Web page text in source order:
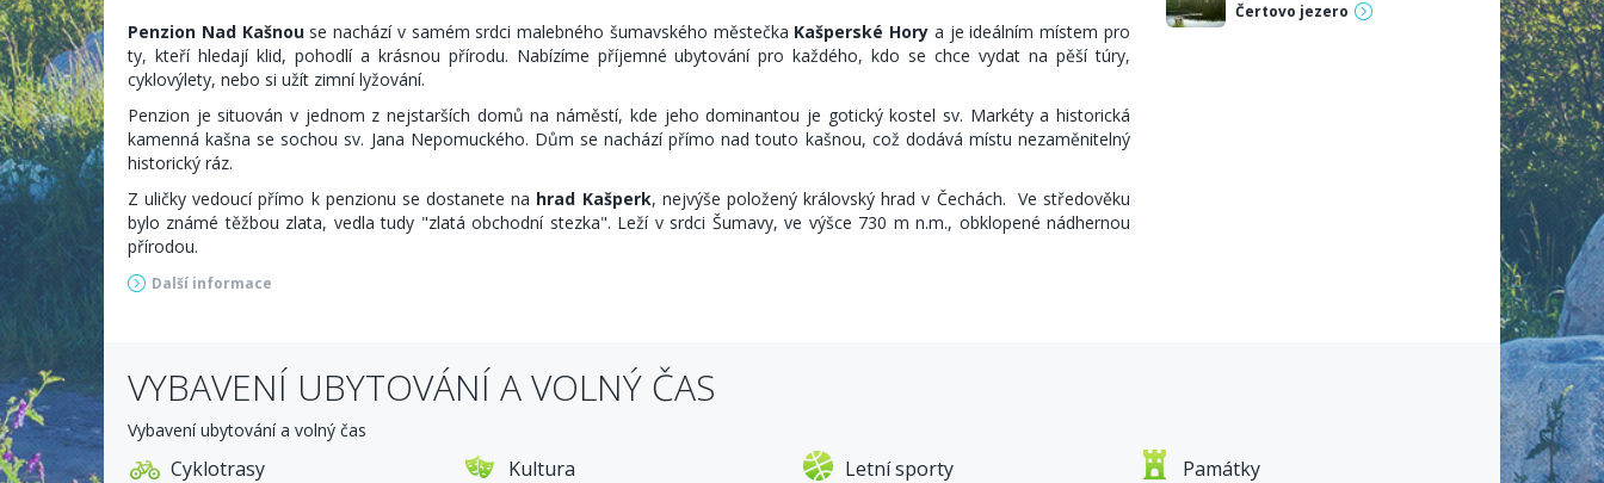
Penzion Nad Kašnouse nachází v samém srdci malebného šumavského městečka Kašperské Hory a je ideálním místem pro
ty, kteří hledají klid, pohodlí a krásnou přírodu. Nabízíme příjemné ubytování pro každého, kdo se chce vydat na pěší túry,
cyklovýlety, nebo si užít zimní lyžování.
Penzion je situován v jednom z nejstarších domů na náměstí, kde jeho dominantou je gotický kostel sv. Markéty a historická
kamenná kašna se sochou sv. Jana Nepomuckého. Dům se nachází přímo nad touto kašnou, což dodává místu nezaměnitelný
historický ráz.
Z uličky vedoucí přímo k penzionu se dostanete na hrad Kašperk, nejvýše položený královský hrad v Čechách. Ve středověku
bylo známé těžbou zlata, vedla tudy "zlatá obchodní stezka". Leží v srdci Šumavy, ve výšce 730 m n.m., obklopené nádhernou
přírodou.
Další informace
K dispozici je také úschovna kol a lyží, včetně možnosti jejich dobíjení. Parkování je zdarma v přilehlých uličkách náměstí. Wi-Fi je
Ceník ubytování
Čertovo jezero
VYBAVENÍ UBYTOVÁNÍ A VOLNÝ ČAS
Vybavení ubytování a volný čas
Cyklotrasy Kultura Letní sporty
Památky